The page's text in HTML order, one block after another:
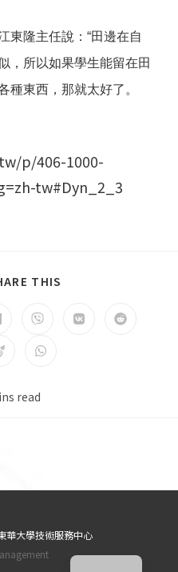
東隆主任說：“田邊在自
， 所以如果學生能留在田
種東西， 那就太好了。
p/406-1000-
tw#Dyn_2_3
THIS
read
華大學技術服務中心